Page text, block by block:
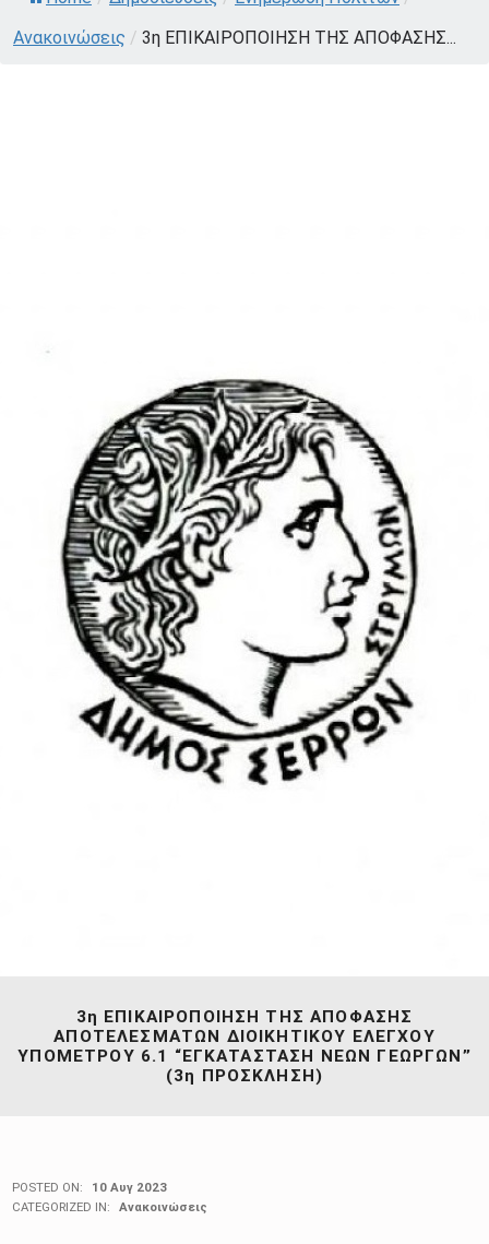
Ανακοινώσεις / 3η ΕΠΙΚΑΙΡΟΠΟΙΗΣΗ ΤΗΣ ΑΠΟΦΑΣΗΣ...
3η ΕΠΙΚΑΙΡΟΠΟΙΗΣΗ ΤΗΣ ΑΠΟΦΑΣΗΣ
ΑΠΟΤΕΛΕΣΜΑΤΩΝ ΔΙΟΙΚΗΤΙΚΟΥ ΕΛΕΓΧΟΥ
ΥΠΟΜΕΤΡΟΥ 6.1 “ΕΓΚΑΤΑΣΤΑΣΗ ΝΕΩΝ ΓΕΩΡΓΩΝ”
(3η ΠΡΟΣΚΛΗΣΗ)
POSTED ON:
10 Αυγ 2023
CATEGORIZED IN:
Ανακοινώσεις